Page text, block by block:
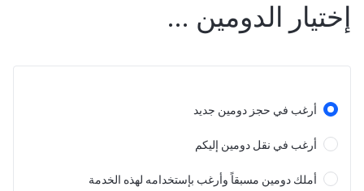
إختيار الدومين ...
أرغب في حجز دومين جديد
أرغب في نقل دومين إليكم
أملك دومين مسبقاً وأرغب بإستخدامه لهذه الخدمة